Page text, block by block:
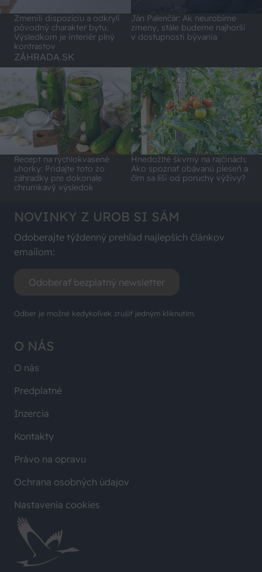
Zmenili dispozíciu a odkryli
pôvodný charakter bytu.
Výsledkom je interiér plný
kontrastov
Ján Palenčár: Ak neurobíme
zmeny, stále budeme najhorší
v dostupnosti bývania
ZÁHRADA.SK
Recept na rýchlokvasené
uhorky: Pridajte toto zo
záhradky pre dokonale
chrumkavý výsledok
Hnedožlté škvrny na rajčinách:
Ako spoznať obávanú pleseň a
čím sa líši od poruchy výživy?
O NÁS
O nás
Predplatné
Inzercia
Kontakty
Právo na opravu
Ochrana osobných údajov
Nastavenia cookies
NOVINKY Z UROB SI SÁM
Odoberajte týždenný prehľad najlepších článkov
emailom:
Odoberať bezplatný newsletter
Odber je možné kedykoľvek zrušiť jedným kliknutím.